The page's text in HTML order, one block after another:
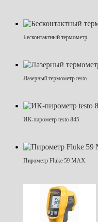
Бесконтактный термометр...
Лазерный термометр testo...
ИК-пирометр testo 845
Пирометр Fluke 59 MAX